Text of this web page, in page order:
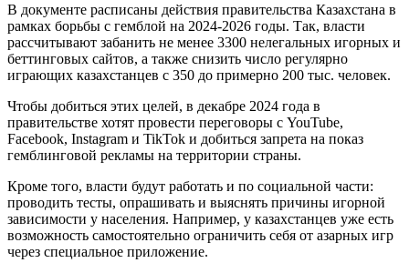
В документе расписаны действия правительства Казахстана в
рамках борьбы с гемблой на 2024-2026 годы. Так, власти
рассчитывают забанить не менее 3300 нелегальных игорных и
беттинговых сайтов, а также снизить число регулярно
играющих казахстанцев с 350 до примерно 200 тыс. человек.
Чтобы добиться этих целей, в декабре 2024 года в
правительстве хотят провести переговоры с YouTube,
Facebook, Instagram и TikTok и добиться запрета на показ
гемблинговой рекламы на территории страны.
Кроме того, власти будут работать и по социальной части:
проводить тесты, опрашивать и выяснять причины игорной
зависимости у населения. Например, у казахстанцев уже есть
возможность самостоятельно ограничить себя от азарных игр
через специальное приложение.